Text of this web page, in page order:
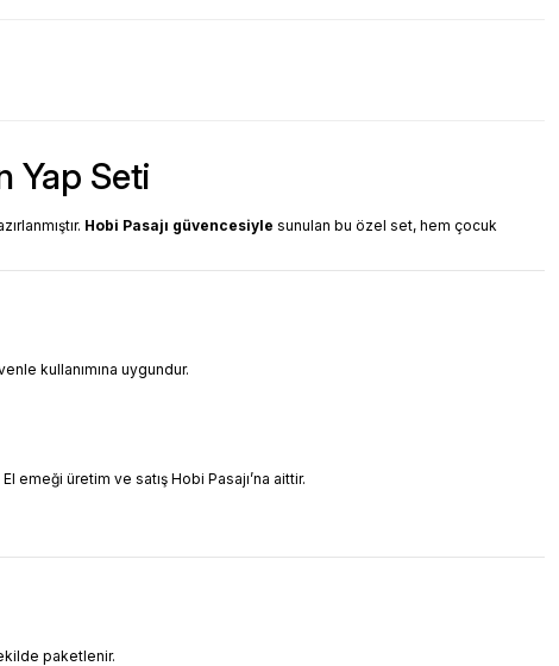
Yap Seti
Hobi Pasajı güvencesiyle sunulan bu özel set, hem çocuk
kullanımına uygundur.
üretim ve satış Hobi Pasajı’na aittir.
paketlenir.